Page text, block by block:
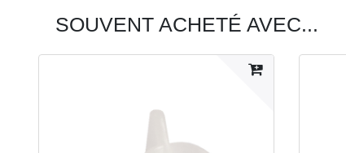
SOUVENT ACHETÉ AVEC...